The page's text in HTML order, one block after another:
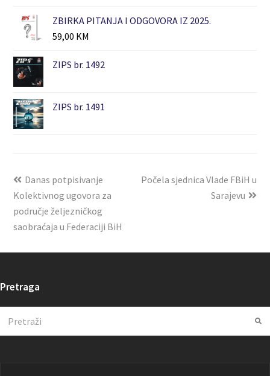
ZBIRKA PITANJA I ODGOVORA IZ 2025.
59,00 KM
ZIPS br. 1492
ZIPS br. 1491
Danas potpisivanje
Kolektivnog ugovora za
područje željezničkog
saobraćaja u Federaciji BiH
Počela sjednica Vlade FBiH u
Sarajevu
Pretraga